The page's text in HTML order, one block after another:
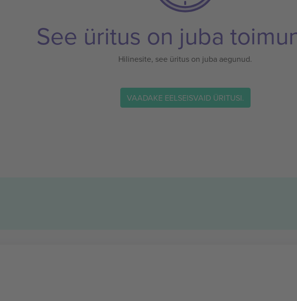
See üritus on juba
Hilinesite, see üritus on juba aegunud.
VAADAKE EELSEISVAID ÜRITUSI.